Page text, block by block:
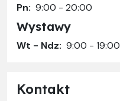
Pn: 9:00 - 20:00
Wystawy
Wt - Ndz: 9:00 - 19:00
Kontakt